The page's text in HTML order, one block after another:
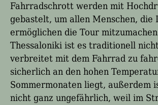
Fahrradschrott werden mit
gebastelt, um allen Menschen, die
ermöglichen die Tour
Thessaloniki ist es traditionell
verbreitet mit dem Fahrrad zu
sicherlich an den hohen
Sommermonaten liegt, außerdem
nicht ganz ungefährlich, weil im